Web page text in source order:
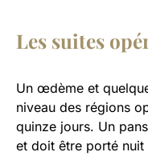
Les suites
Un œdème et
niveau des régions
quinze jours. Un
et doit être porté